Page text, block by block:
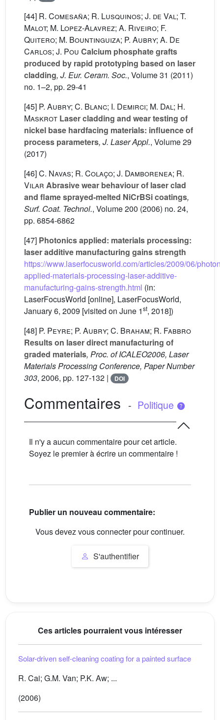
[44] R. Comesaña; R. Lusquinos; J. de Val; T.
Malot; M. Lopez-Alavrez; A. Riveiro; F.
Quitero; M. Bountinguiza; P. Aubry; A. De
Carlos; J. Pou Calcium phosphate grafts
produced by rapid prototyping based on laser
cladding, J. Eur. Ceram. Soc., Volume 31 (2011)
no. 1–2, pp. 29-41
[45] P. Aubry; C. Blanc; I. Demirci; M. Dal; H.
Maskrot Laser cladding and wear testing of
nickel base hardfacing materials: influence of
process parameters, J. Laser Appl., Volume 29
(2017)
[46]C. Navas; R. Colaço; J. Damborenea; R.
Vilar Abrasive wear behaviour of laser clad
and flame sprayed-melted NiCrBSi coatings,
Surf. Coat. Technol., Volume 200 (2006) no. 24,
pp. 6854-6862
[47] Photonics applied: materials processing:
laser additive manufacturing gains strength
https://www.laserfocusworld.com/articles/2009/06/
applied-materials-processing-laser-additive-
manufacturing-gains-strength.html (in:
LaserFocusWorld [online], LaserFocusWorld,
January 6, 2009 [visited on June 1st, 2018])
[48] P. Peyre; P. Aubry; C. Braham; R. Fabbro
Results on laser direct manufacturing of
graded materials, Proc. of ICALEO2006, Laser
Materials Processing Conference, Paper Number
303, 2006, pp. 127-132 | DOI
Commentaires - Politique
Il n'y a aucun commentaire pour cet article.
Soyez le premier à écrire un commentaire !
Publier un nouveau commentaire:
Vous devez vous connecter pour continuer.
S'authentifier
Ces articles pourraient vous intéresser
Solar-driven self-cleaning coating for a painted surface
R. Cai; G.M. Van; P.K. Aw; ...
(2006)